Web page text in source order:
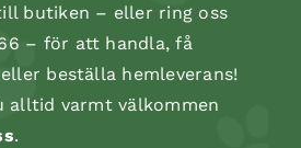
butiken – eller ring oss
– för att handla, få
beställa hemleverans!
alltid varmt välkommen
.